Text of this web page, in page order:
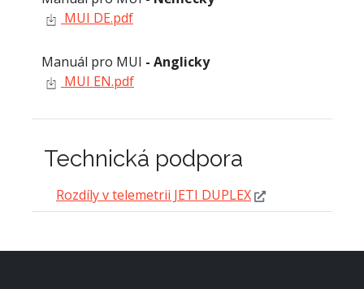
MUI DE.pdf
Manuál pro MUI - Anglicky
MUI EN.pdf
Technická podpora
Rozdíly v telemetrii JETI DUPLEX